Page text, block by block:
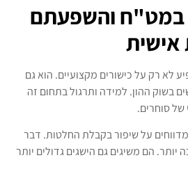
במט"ח והשפעתם
לא רק על כישורים מקצועיים. הוא גם
בשוק ההון. למידה ותרגול בתחום זה
של סוחרים.
על שיפור בקבלת החלטות. דבר
יותר. הם משיגים גם הישגים גדולים יותר